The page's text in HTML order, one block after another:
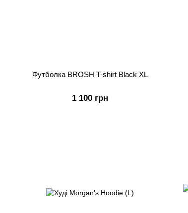
Футболка BROSH T-shirt Black XL
1 100 грн